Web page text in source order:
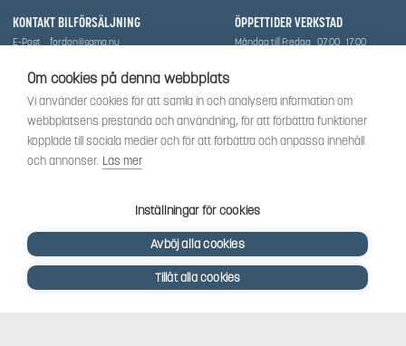
Om cookies på denna webbplats
Vi använder cookies för att samla in och analysera information om
webbplatsens prestanda och användning, för att förbättra funktioner
kopplade till sociala medier och för att förbättra och anpassa innehåll
och annonser. Läs mer
Inställningar för cookies
Avböj alla cookies
Tillåt alla cookies
ÖPPETTIDER VERKSTAD
Måndag till Fredag 07:00 17:00
KONTAKT BILFÖRSÄLJNING
E-Post
fordon@sama.nu
Vi har sedan 1970-talet levererat skog-och trädgårdsprodukter till Uppsala med omnejd. Vi
har idag även ett brett utbud av dessa produkter samt BRP:s produktsortiment, gällande
Can-Am, Sea-Doo.
Vi är certifierad serviceverkstad.
SOCIALT